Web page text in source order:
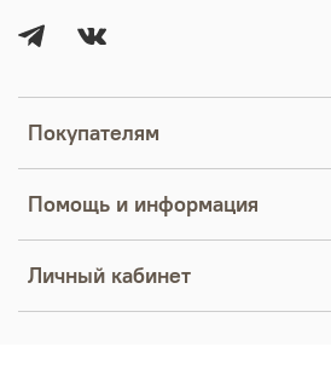
Покупателям
Помощь и информация
Личный кабинет